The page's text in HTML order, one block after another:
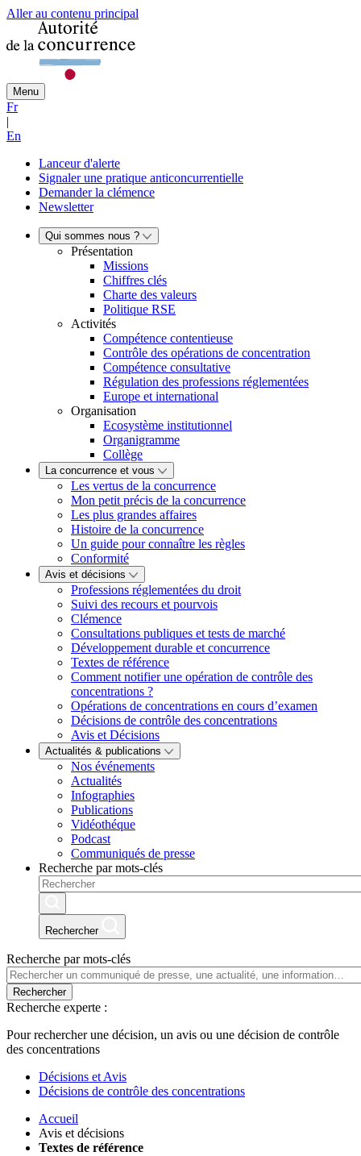
Aller au contenu principal
Menu
Fr
|
En
Lanceur d'alerte
Signaler une pratique anticoncurrentielle
Demander la clémence
Newsletter
Qui sommes nous ?
Présentation
Missions
Chiffres clés
Charte des valeurs
Politique RSE
Activités
Compétence contentieuse
Contrôle des opérations de concentration
Compétence consultative
Régulation des professions réglementées
Europe et international
Organisation
Ecosystème institutionnel
Organigramme
Collège
La concurrence et vous
Les vertus de la concurrence
Mon petit précis de la concurrence
Les plus grandes affaires
Histoire de la concurrence
Un guide pour connaître les règles
Conformité
Avis et décisions
Professions réglementées du droit
Suivi des recours et pourvois
Clémence
Consultations publiques et tests de marché
Développement durable et concurrence
Textes de référence
Comment notifier une opération de contrôle des
concentrations ?
Opérations de concentrations en cours d’examen
Décisions de contrôle des concentrations
Avis et Décisions
Actualités & publications
Nos événements
Actualités
Infographies
Publications
Vidéothéque
Podcast
Communiqués de presse
Recherche par mots-clés
Rechercher
Recherche par mots-clés
Rechercher
Recherche experte :
Pour rechercher une décision, un avis ou une décision de contrôle
des concentrations
Décisions et Avis
Décisions de contrôle des concentrations
Accueil
Avis et décisions
Textes de référence